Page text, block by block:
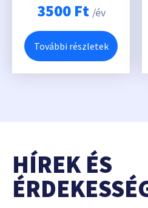
3500 Ft /év
További részletek
HÍREK ÉS